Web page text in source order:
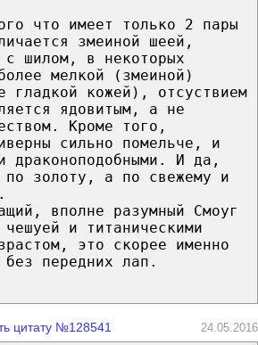
что имеет только 2 пары
змеиной шеей,
с шилом, в некоторых
мелкой (змеиной)
гладкой кожей), отсуствием
ядовитым, а не
Кроме того,
сильно помельче, и
драконоподобными. И да,
по золоту, а по свежему и
вполне разумный Смоуг
и титаническими
это скорее именно
передних лап.
цитату №128541 24.05.2016